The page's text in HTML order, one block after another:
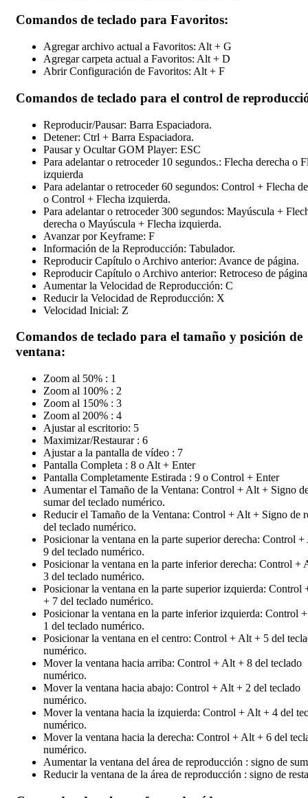
Comandos de teclado para Favoritos:
Agregar archivo actual a Favoritos: Alt + G
Agregar carpeta actual a Favoritos: Alt + D
Abrir Configuración de Favoritos: Alt + F
Comandos de teclado para el control de
Reproducir/Pausar: Barra Espaciadora.
Detener: Ctrl + Barra Espaciadora.
Pausar y Ocultar GOM Player: ESC
Para adelantar o retroceder 10 segundos.: Flecha derecha o
izquierda
Para adelantar o retroceder 60 segundos: Control + Flecha
o Control + Flecha izquierda.
Para adelantar o retroceder 300 segundos: Mayúscula +
derecha o Mayúscula + Flecha izquierda.
Avanzar por Keyframe: F
Información de la Reproducción: Tabulador.
Reproducir Capítulo o Archivo anterior: Avance de página.
Reproducir Capítulo o Archivo anterior: Retroceso de
Aumentar la Velocidad de Reproducción: C
Reducir la Velocidad de Reproducción: X
Velocidad Inicial: Z
Comandos de teclado para el tamaño y posición de
ventana:
Zoom al 50% : 1
Zoom al 100% : 2
Zoom al 150% : 3
Zoom al 200% : 4
Ajustar al escritorio: 5
Maximizar/Restaurar : 6
Ajustar a la pantalla de vídeo : 7
Pantalla Completa : 8 o Alt + Enter
Pantalla Completamente Estirada : 9 o Control + Enter
Aumentar el Tamaño de la Ventana: Control + Alt + Signo
sumar del teclado numérico.
Reducir el Tamaño de la Ventana: Control + Alt + Signo de
del teclado numérico.
Posicionar la ventana en la parte superior derecha: Control
9 del teclado numérico.
Posicionar la ventana en la parte inferior derecha: Control +
3 del teclado numérico.
Posicionar la ventana en la parte superior izquierda: Control
+ 7 del teclado numérico.
Posicionar la ventana en la parte inferior izquierda: Control
1 del teclado numérico.
Posicionar la ventana en el centro: Control + Alt + 5 del
numérico.
Mover la ventana hacia arriba: Control + Alt + 8 del teclado
numérico.
Mover la ventana hacia abajo: Control + Alt + 2 del teclado
numérico.
Mover la ventana hacia la izquierda: Control + Alt + 4 del
numérico.
Mover la ventana hacia la derecha: Control + Alt + 6 del
numérico.
Aumentar la ventana del área de reproducción : signo de
Reducir la ventana de la área de reproducción : signo de